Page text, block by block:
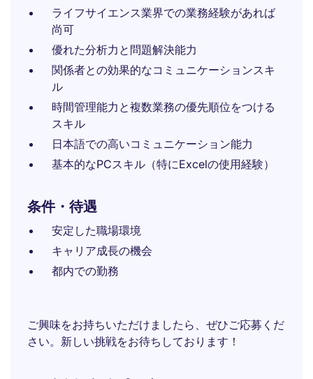
ライフサイエンス業界での業務経験があれば
尚可
優れた分析力と問題解決能力
関係者との効果的なコミュニケーションスキ
ル
時間管理能力と複数業務の優先順位をつける
スキル
日本語での高いコミュニケーション能力
基本的なPCスキル（特にExcelの使用経験）
条件・待遇
安定した職場環境
キャリア成長の機会
都内での勤務
ご興味をお持ちいただけましたら、ぜひご応募くだ
さい。新しい挑戦をお待ちしております！